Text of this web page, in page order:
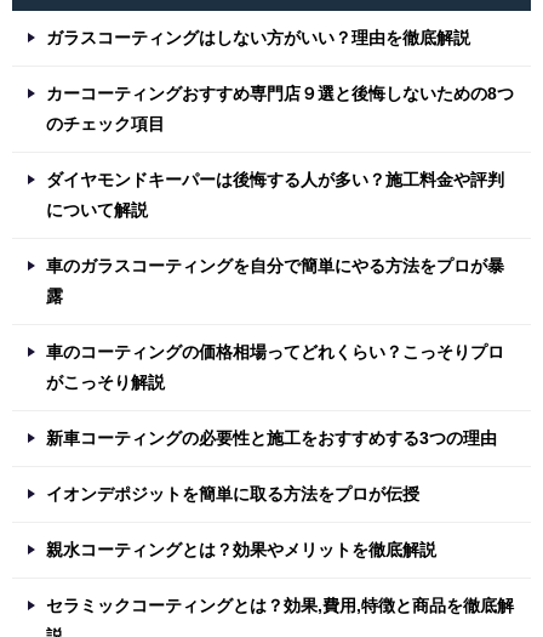
ガラスコーティングはしない方がいい？理由を徹底解説
カーコーティングおすすめ専門店９選と後悔しないための8つ
のチェック項目
ダイヤモンドキーパーは後悔する人が多い？施工料金や評判
について解説
車のガラスコーティングを自分で簡単にやる方法をプロが暴
露
車のコーティングの価格相場ってどれくらい？こっそりプロ
がこっそり解説
新車コーティングの必要性と施工をおすすめする3つの理由
イオンデポジットを簡単に取る方法をプロが伝授
親水コーティングとは？効果やメリットを徹底解説
セラミックコーティングとは？効果,費用,特徴と商品を徹底解